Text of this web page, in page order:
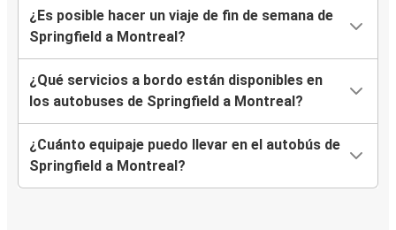
¿Es posible hacer un viaje de fin de semana de
Springfield a Montreal?
¿Qué servicios a bordo están disponibles en
los autobuses de Springfield a Montreal?
¿Cuánto equipaje puedo llevar en el autobús de
Springfield a Montreal?